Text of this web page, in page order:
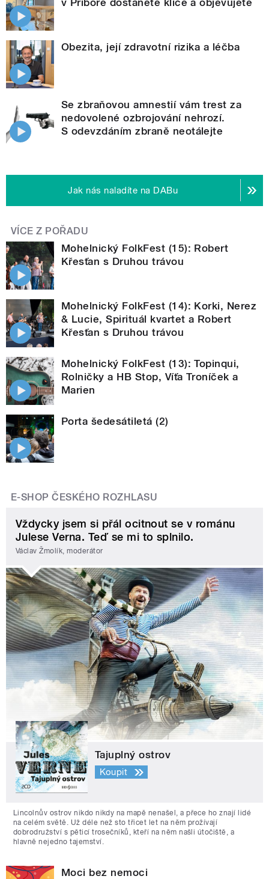
Obezita, její zdravotní rizika a léčba
Se zbraňovou amnestií vám trest za
nedovolené ozbrojování nehrozí.
S odevzdáním zbraně neotálejte
Jak nás naladíte na DABu
VÍCE Z POŘADU
Mohelnický FolkFest (15): Robert
Křesťan s Druhou trávou
Mohelnický FolkFest (14): Korki, Nerez
& Lucie, Spirituál kvartet a Robert
Křesťan s Druhou trávou
Mohelnický FolkFest (13): Topinqui,
Rolničky a HB Stop, Víťa Troníček a
Marien
Porta šedesátiletá (2)
E-SHOP ČESKÉHO ROZHLASU
Vždycky jsem si přál ocitnout se v románu
Julese Verna. Teď se mi to splnilo.
Václav Žmolík, moderátor
Tajuplný ostrov
Koupit
Lincolnův ostrov nikdo nikdy na mapě nenašel, a přece ho znají lidé
na celém světě. Už déle než sto třicet let na něm prožívají
dobrodružství s pěticí trosečníků, kteří na něm našli útočiště, a
hlavně nejedno tajemství.
Moci bez nemoci